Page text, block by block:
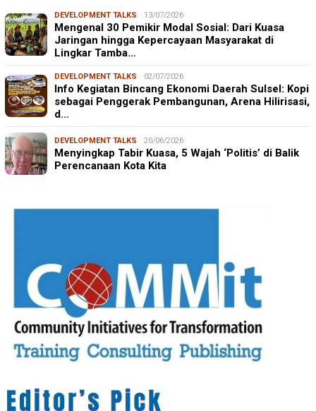
DEVELOPMENT TALKS 13/07/2026
Mengenal 30 Pemikir Modal Sosial: Dari Kuasa
Jaringan hingga Kepercayaan Masyarakat di
Lingkar Tamba…
DEVELOPMENT TALKS 02/07/2026
Info Kegiatan Bincang Ekonomi Daerah Sulsel: Kopi
sebagai Penggerak Pembangunan, Arena Hilirisasi,
d…
DEVELOPMENT TALKS 20/06/2026
Menyingkap Tabir Kuasa, 5 Wajah ‘Politis’ di Balik
Perencanaan Kota Kita